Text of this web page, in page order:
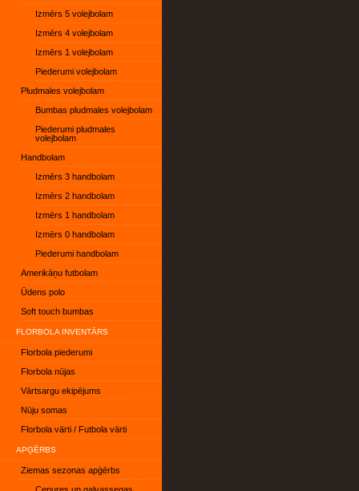
Izmērs 5 volejbolam
Izmērs 4 volejbolam
Izmērs 1 volejbolam
Piederumi volejbolam
Pludmales volejbolam
Bumbas pludmales volejbolam
Piederumi pludmales
volejbolam
Handbolam
Izmērs 3 handbolam
Izmērs 2 handbolam
Izmērs 1 handbolam
Izmērs 0 handbolam
Piederumi handbolam
Amerikāņu futbolam
Ūdens polo
Soft touch bumbas
FLORBOLA INVENTĀRS
Florbola piederumi
Florbola nūjas
Vārtsargu ekipējums
Nūju somas
Florbola vārti / Futbola vārti
APĢĒRBS
Ziemas sezonas apģērbs